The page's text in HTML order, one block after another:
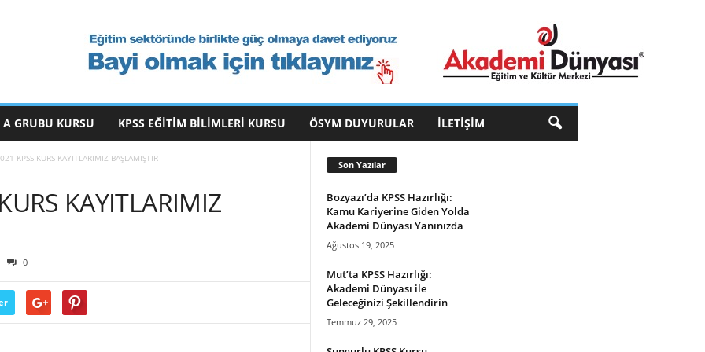
A GRUBU KURSU KPSS EĞITIM BILIMLERI KURSU ÖSYM DUYURULAR İLETIŞIM
KPSS KURS KAYITLARIMIZ BAŞLAMIŞTIR
KAYITLARIMIZ
0
Son Yazılar
Bozyazı’da KPSS Hazırlığı:
Kamu Kariyerine Giden Yolda
Akademi Dünyası Yanınızda
Ağustos 19, 2025
Mut’ta KPSS Hazırlığı:
Akademi Dünyası ile
Geleceğinizi Şekillendirin
Temmuz 29, 2025